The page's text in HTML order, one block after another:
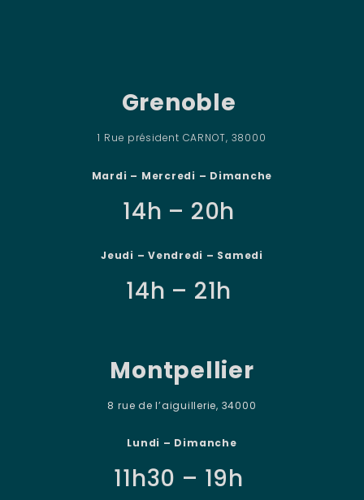
Grenoble
1 Rue président CARNOT, 38000
Mardi – Mercredi – Dimanche
14h – 20h
Jeudi – Vendredi – Samedi
14h – 21h
Montpellier
8 rue de l’aiguillerie, 34000
Lundi – Dimanche
11h30 – 19h